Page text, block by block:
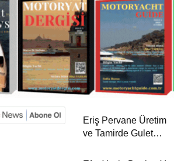
Eriş Pervane Üretim
ve Tamirde Gulet